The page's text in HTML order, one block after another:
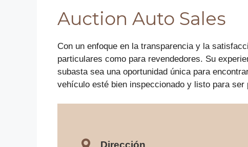
Auction Auto Sales
Con un enfoque en la transparencia y la
particulares como para revendedores. Su
subasta sea una oportunidad única para
vehículo esté bien inspeccionado y listo para
Dirección